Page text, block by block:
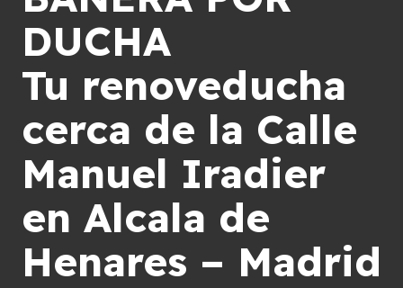
DUCHA
Tu renoveducha
cerca de la Calle
Manuel Iradier
en Alcala de
Henares – Madrid